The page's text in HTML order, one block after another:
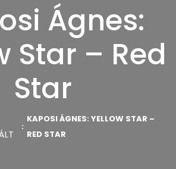
Ágnes:
Star – Red
Star
KAPOSI ÁGNES: YELLOW STAR –
RED STAR